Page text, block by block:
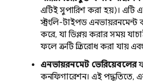
এটিই সুপারিশ করা হয়)। এটি
স্ট্রংলি-টাইপড এনভায়রনমেন্ট
করে, যা ডিপ্লয় করার সময়
ফলে ত্রুটি প্রতিরোধ করা যায়
এনভায়রনমেন্ট ভেরিয়েবলের
কনফিগারেশন। এই পদ্ধতিতে,